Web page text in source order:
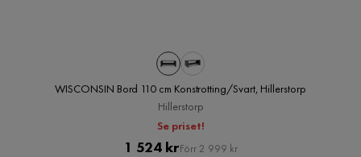
WISCONSIN Bord 110 cm Konstrotting/Svart, Hillerstorp
Hillerstorp
Se priset!
Pris
1 524 krOriginal
Förr 2 999 kr